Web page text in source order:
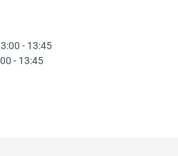
- 13:45
- 13:45